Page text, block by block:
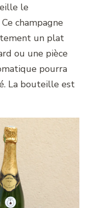
le
champagne
un plat
ou une pièce
pourra
La bouteille est